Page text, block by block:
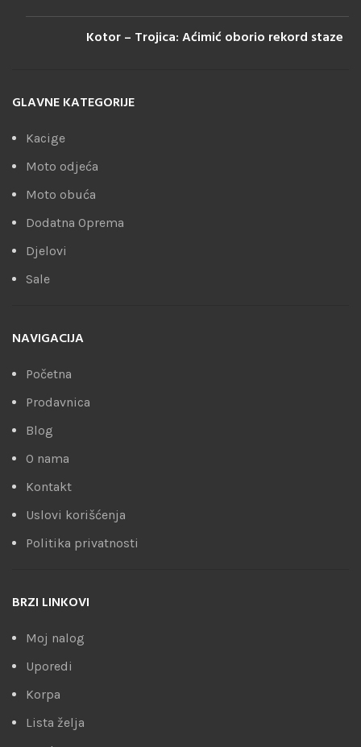
Kotor – Trojica: Aćimić oborio rekord staze
GLAVNE KATEGORIJE
Kacige
Moto odjeća
Moto obuća
Dodatna Oprema
Djelovi
Sale
NAVIGACIJA
Početna
Prodavnica
Blog
O nama
Kontakt
Uslovi korišćenja
Politika privatnosti
BRZI LINKOVI
Moj nalog
Uporedi
Korpa
Lista želja